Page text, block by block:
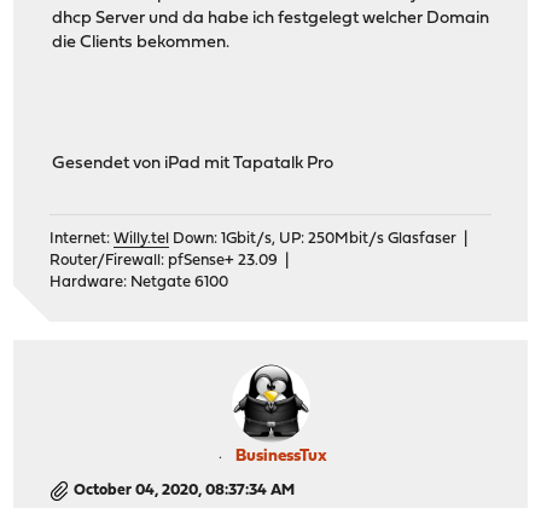
dhcp Server und da habe ich festgelegt welcher Domain
die Clients bekommen.
Gesendet von iPad mit Tapatalk Pro
Internet:Willy.tel
Down: 1Gbit/s, UP: 250Mbit/s Glasfaser |
Router/Firewall: pfSense+ 23.09 |
Hardware: Netgate 6100
BusinessTux
October 04, 2020, 08:37:34 AM